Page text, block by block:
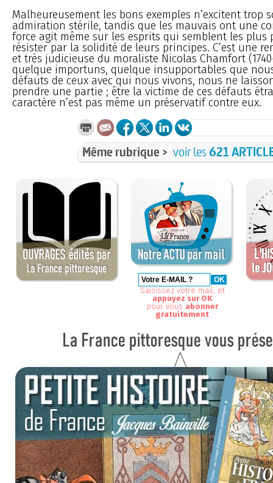
Malheureusement les bons exemples n’excitent trop
admiration stérile, tandis que les mauvais ont une
force agit même sur les esprits qui semblent les plus
résister par la solidité de leurs principes. C’est une
et très judicieuse du moraliste Nicolas Chamfort
quelque importuns, quelque insupportables que
défauts de ceux avec qui nous vivons, nous ne
prendre une partie ; être la victime de ces défauts
caractère n’est pas même un préservatif contre eux.
Même rubrique > voir les621
Saisissez votre mail, et
appuyez sur OK
pour vous abonner
gratuitement